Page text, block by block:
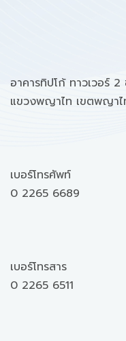
อาคารทิปโก้ ทาวเวอร์
แขวงพญาไท เขตพญา
เบอร์โทรศัพท์
0 2265 6689
เบอร์โทรสาร
0 2265 6511